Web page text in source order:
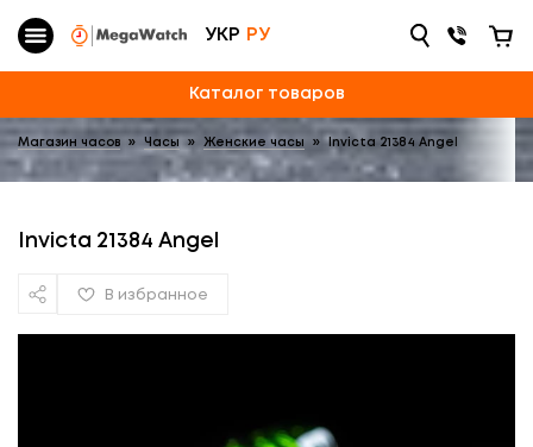
УКР РУ
Каталог товаров
Магазин часов » Часы » Женские часы » Invicta 21384 Angel
Invicta 21384 Angel
В избранное